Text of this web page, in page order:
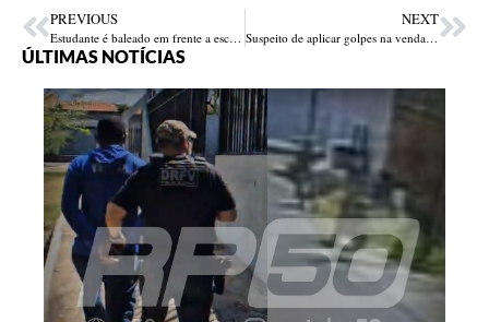
PREVIOUS
Estudante é baleado em frente a escola de Timon-MA; polícia investiga possível ligação com disputa entre facções
NEXT
Suspeito de aplicar golpes na venda de veículos é preso pela Polícia Civil em Teresina
ÚLTIMAS NOTÍCIAS